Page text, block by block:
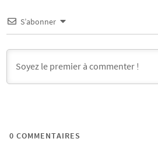
S’abonner
0 COMMENTAIRES